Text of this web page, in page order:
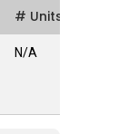
# Units
N/A